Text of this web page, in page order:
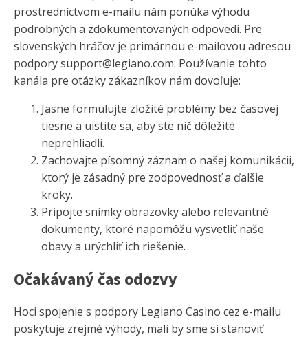
prostredníctvom e-mailu nám ponúka výhodu
podrobných a zdokumentovaných odpovedí. Pre
slovenských hráčov je primárnou e-mailovou adresou
podpory support@legiano.com. Používanie tohto
kanála pre otázky zákazníkov nám dovoľuje:
Jasne formulujte zložité problémy bez časovej
tiesne a uistite sa, aby ste nič dôležité
neprehliadli.
Zachovajte písomný záznam o našej komunikácii,
ktorý je zásadný pre zodpovednosť a ďalšie
kroky.
Pripojte snímky obrazovky alebo relevantné
dokumenty, ktoré napomôžu vysvetliť naše
obavy a urýchliť ich riešenie.
Očakávaný čas odozvy
Hoci spojenie s podpory Legiano Casino cez e-mailu
poskytuje zrejmé výhody, mali by sme si stanoviť